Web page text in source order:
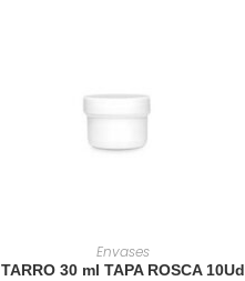
AÑADIR AL CARRITO
Envases
TARRO 30 ml TAPA ROSCA 10Ud